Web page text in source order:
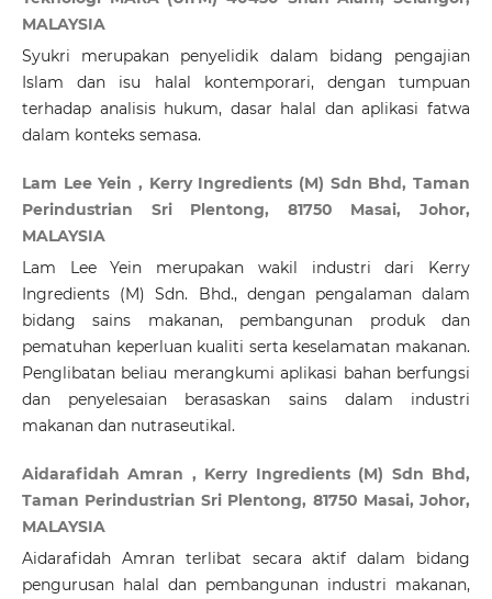
MALAYSIA
Syukri merupakan penyelidik dalam bidang pengajian
Islam dan isu halal kontemporari, dengan tumpuan
terhadap analisis hukum, dasar halal dan aplikasi fatwa
dalam konteks semasa.
Lam Lee Yein , Kerry Ingredients (M) Sdn Bhd, Taman
Perindustrian Sri Plentong, 81750 Masai, Johor,
MALAYSIA
Lam Lee Yein merupakan wakil industri dari Kerry
Ingredients (M) Sdn. Bhd., dengan pengalaman dalam
bidang sains makanan, pembangunan produk dan
pematuhan keperluan kualiti serta keselamatan makanan.
Penglibatan beliau merangkumi aplikasi bahan berfungsi
dan penyelesaian berasaskan sains dalam industri
makanan dan nutraseutikal.
Aidarafidah Amran , Kerry Ingredients (M) Sdn Bhd,
Taman Perindustrian Sri Plentong, 81750 Masai, Johor,
MALAYSIA
Aidarafidah Amran terlibat secara aktif dalam bidang
pengurusan halal dan pembangunan industri makanan,